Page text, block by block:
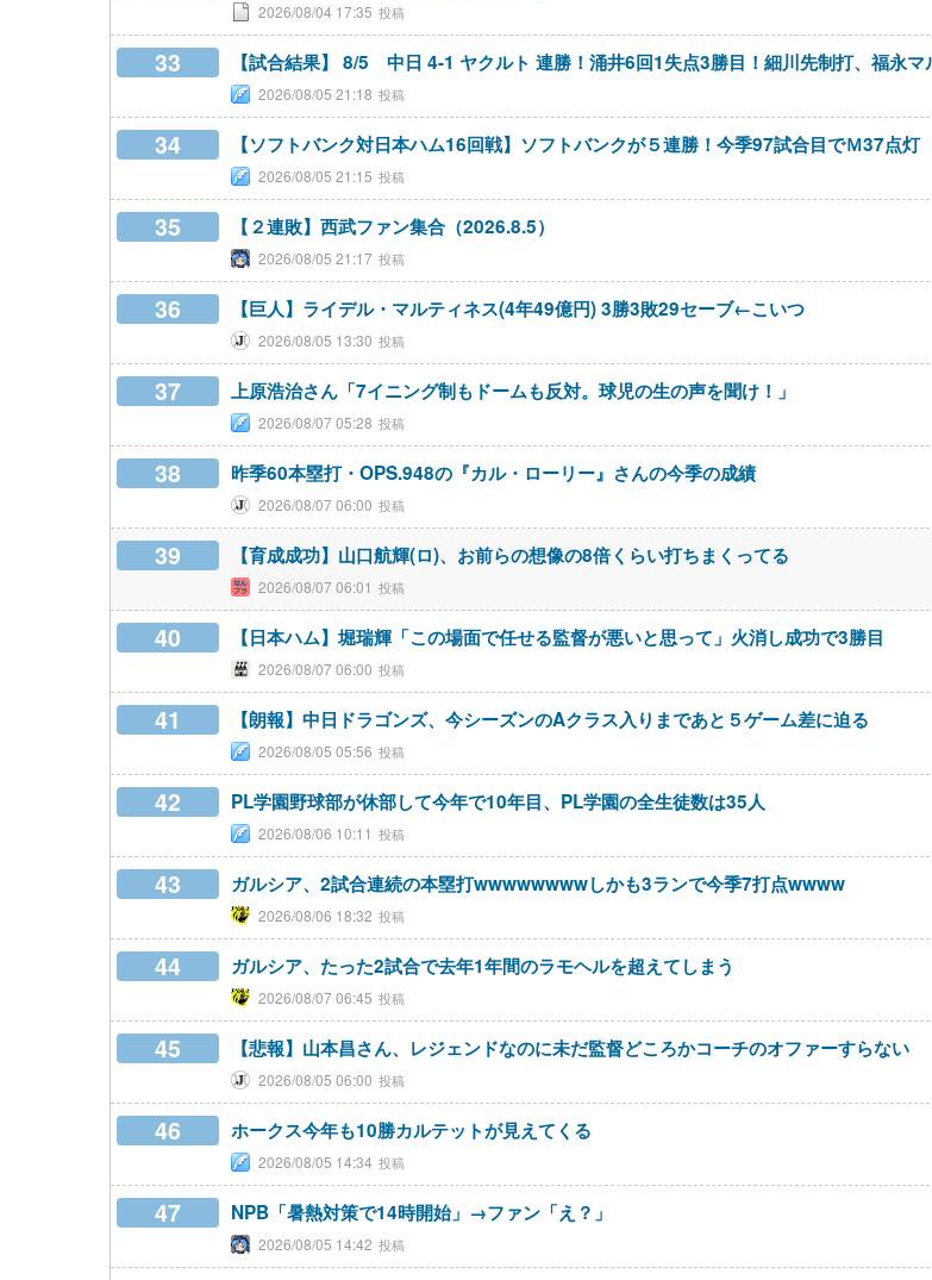
2026/08/04 17:35
33 【試合結果】 8/5 中日 4-1 ヤクルト 連勝！涌井6回1失点3勝目！細川先制打、福永マ
2026/08/05 21:18
34 【ソフトバンク対日本ハム16回戦】ソフトバンクが５連勝！今季97試合目でＭ37点
2026/08/05 21:15
35 【２連敗】西武ファン集合（2026.8.5）
2026/08/05 21:17
36 【巨人】ライデル・マルティネス(4年49億円) 3勝3敗29セーブ←こいつ
2026/08/05 13:30
37 上原浩治さん「7イニング制もドームも反対。球児の生の声を聞け！」
2026/08/07 05:28
38 昨季60本塁打・OPS.948の『カル・ローリー』さんの今季の成績
2026/08/07 06:00
39 【育成成功】山口航輝(ロ)、お前らの想像の8倍くらい打ちまくってる
2026/08/07 06:01
40 【日本ハム】堀瑞輝「この場面で任せる監督が悪いと思って」火消し成功で3勝目
2026/08/07 06:00
41 【朗報】中日ドラゴンズ、今シーズンのAクラス入りまであと５ゲーム差に迫る
2026/08/05 05:56
42 PL学園野球部が休部して今年で10年目、PL学園の全生徒数は35人
2026/08/06 10:11
43 ガルシア、2試合連続の本塁打wwwwwwwwしかも3ランで今季7打点wwww
2026/08/06 18:32
44 ガルシア、たった2試合で去年1年間のラモヘルを超えてしまう
2026/08/07 06:45
45 【悲報】山本昌さん、レジェンドなのに未だ監督どころかコーチのオファーすらない
2026/08/05 06:00
46 ホークス今年も10勝カルテットが見えてくる
2026/08/05 14:34
47 NPB「暑熱対策で14時開始」→ファン「え？」
2026/08/05 14:42